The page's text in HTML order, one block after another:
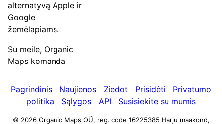
alternatyvą Apple ir
Google
žemėlapiams.
Su meile, Organic
Maps komanda
Pagrindinis Naujienos Ziedot Prisidėti
Privatumo
politika
Sąlygos API Susisiekite su mumis
© 2026 Organic Maps OÜ, reg. code 16225385 Harju maakond,